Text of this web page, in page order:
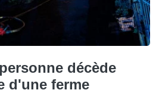
décède
d'une ferme